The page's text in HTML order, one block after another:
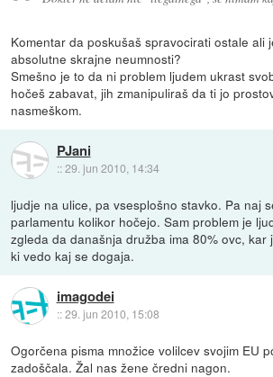
Komentar da poskušaš spravocirati ostale ali
absolutne skrajne neumnosti?
Smešno je to da ni problem ljudem ukrast
hočeš zabavat, jih zmanipuliraš da ti jo
nasmeškom.
PJani
::29. jun 2010, 14:34
ljudje na ulice, pa vsesplošno stavko. Pa naj
parlamentu kolikor hočejo. Sam problem je
zgleda da današnja družba ima 80% ovc, kar
ki vedo kaj se dogaja.
imagodei
::29. jun 2010, 15:08
Ogorčena pisma množice volilcev svojim EU
zadoščala. Žal nas žene čredni nagon.